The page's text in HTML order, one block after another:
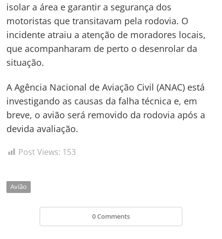
isolar a área e garantir a segurança dos
motoristas que transitavam pela rodovia. O
incidente atraiu a atenção de moradores locais,
que acompanharam de perto o desenrolar da
situação.
A Agência Nacional de Aviação Civil (ANAC) está
investigando as causas da falha técnica e, em
breve, o avião será removido da rodovia após a
devida avaliação.
Post Views: 153
Avião
0 Comments
Navegação
de
Post